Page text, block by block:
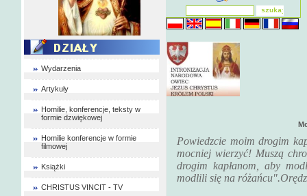
Wydarzenia
Artykuły
Homilie, konferencje, teksty w
formie dzwiękowej
Homilie konferencje w formie
filmowej
Książki
CHRISTUS VINCIT - TV
Powiedzcie moim drogim
mocniej wierzyć! Muszą
drogim kapłanom, aby
modlili się na